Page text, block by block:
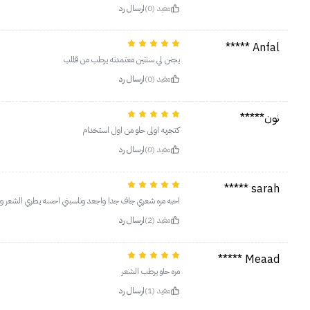
مفيد (0)
ارسال رد
Anfal *****
يجنن لي سنتين معتمدته يرطب من قللب
مفيد (0)
ارسال رد
نون*****
كتجربه اولى حلو من اول استخدام
مفيد (0)
ارسال رد
sarah *****
احبه مره شعري جاف جدا واجعد وناسبني احسه يطري الشعر
مفيد (2)
ارسال رد
Meaad *****
مره حلو يرطب الشعر
مفيد (1)
ارسال رد